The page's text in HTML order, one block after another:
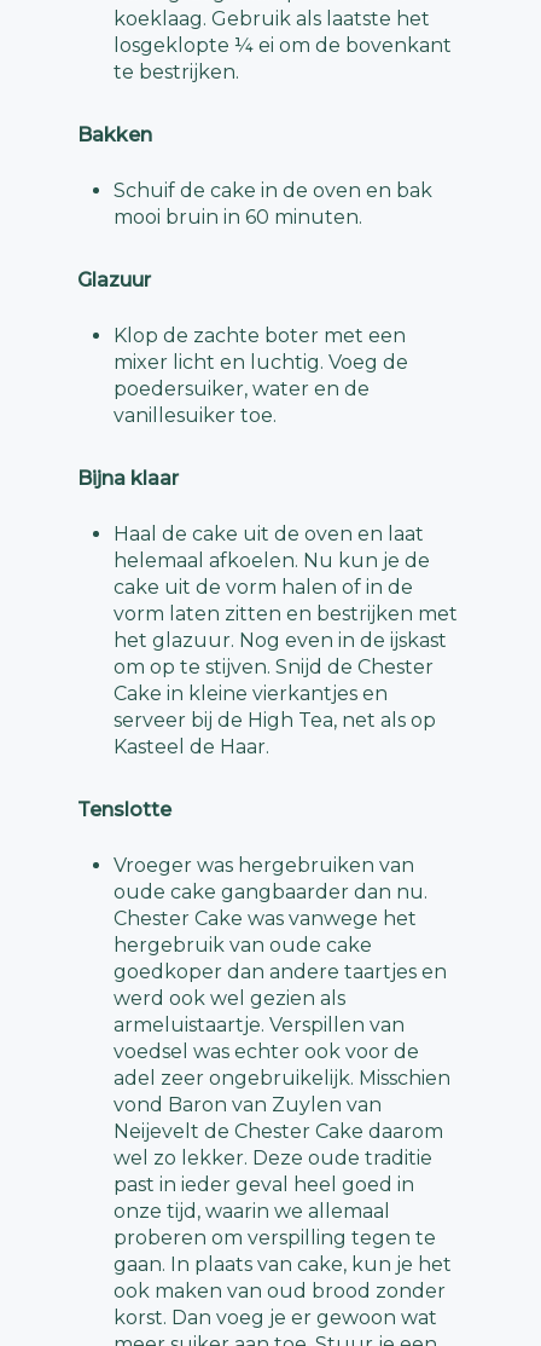
koeklaag. Gebruik als laatste het
losgeklopte ¼ ei om de bovenkant
te bestrijken.
Bakken
Schuif de cake in de oven en bak
mooi bruin in 60 minuten.
Glazuur
Klop de zachte boter met een
mixer licht en luchtig. Voeg de
poedersuiker, water en de
vanillesuiker toe.
Bijna klaar
Haal de cake uit de oven en laat
helemaal afkoelen. Nu kun je de
cake uit de vorm halen of in de
vorm laten zitten en bestrijken met
het glazuur. Nog even in de ijskast
om op te stijven. Snijd de Chester
Cake in kleine vierkantjes en
serveer bij de High Tea, net als op
Kasteel de Haar.
Tenslotte
Vroeger was hergebruiken van
oude cake gangbaarder dan nu.
Chester Cake was vanwege het
hergebruik van oude cake
goedkoper dan andere taartjes en
werd ook wel gezien als
armeluistaartje. Verspillen van
voedsel was echter ook voor de
adel zeer ongebruikelijk. Misschien
vond Baron van Zuylen van
Neijevelt de Chester Cake daarom
wel zo lekker. Deze oude traditie
past in ieder geval heel goed in
onze tijd, waarin we allemaal
proberen om verspilling tegen te
gaan. In plaats van cake, kun je het
ook maken van oud brood zonder
korst. Dan voeg je er gewoon wat